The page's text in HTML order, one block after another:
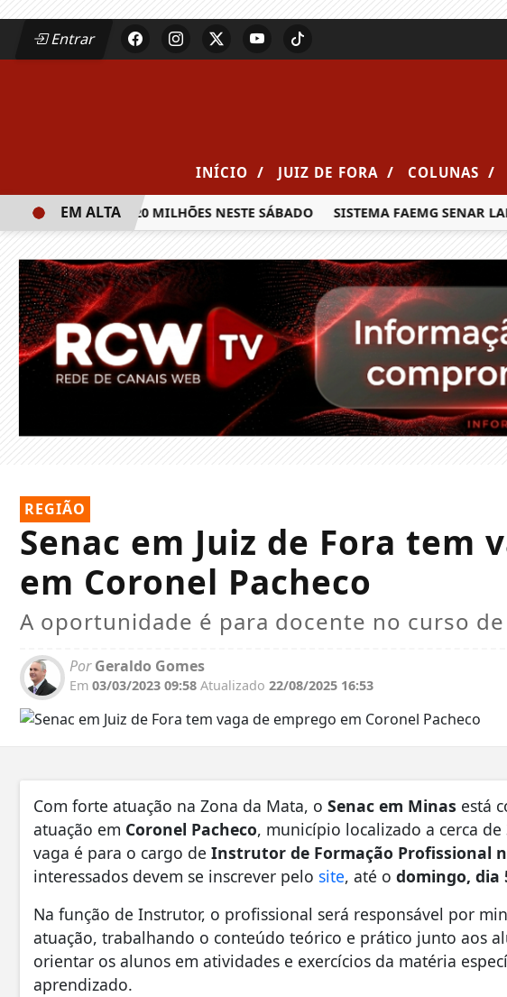
Entrar
INÍCIO / JUIZ DE FORA / COLUNAS /
DE R$ 20 MILHÕES NESTE SÁBADO SISTEMA FAEMG SENAR LANÇA
EM ALTA
REGIÃO
Senac em Juiz de Fora tem
em Coronel Pacheco
A oportunidade é para docente no curso
PorGeraldo Gomes
Em 03/03/2023 09:58 Atualizado 22/08/2025 16:53
Com forte atuação na Zona da Mata, o Senac em Minas está
atuação em Coronel Pacheco, município localizado a cerca
vaga é para o cargo de Instrutor de Formação Profissional
interessados devem se inscrever pelo site, até o domingo, dia
Na função de Instrutor, o profissional será responsável por
atuação, trabalhando o conteúdo teórico e prático junto aos
orientar os alunos em atividades e exercícios da matéria
aprendizado.